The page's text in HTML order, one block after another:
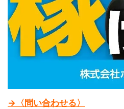
→〈問い合わせる〉